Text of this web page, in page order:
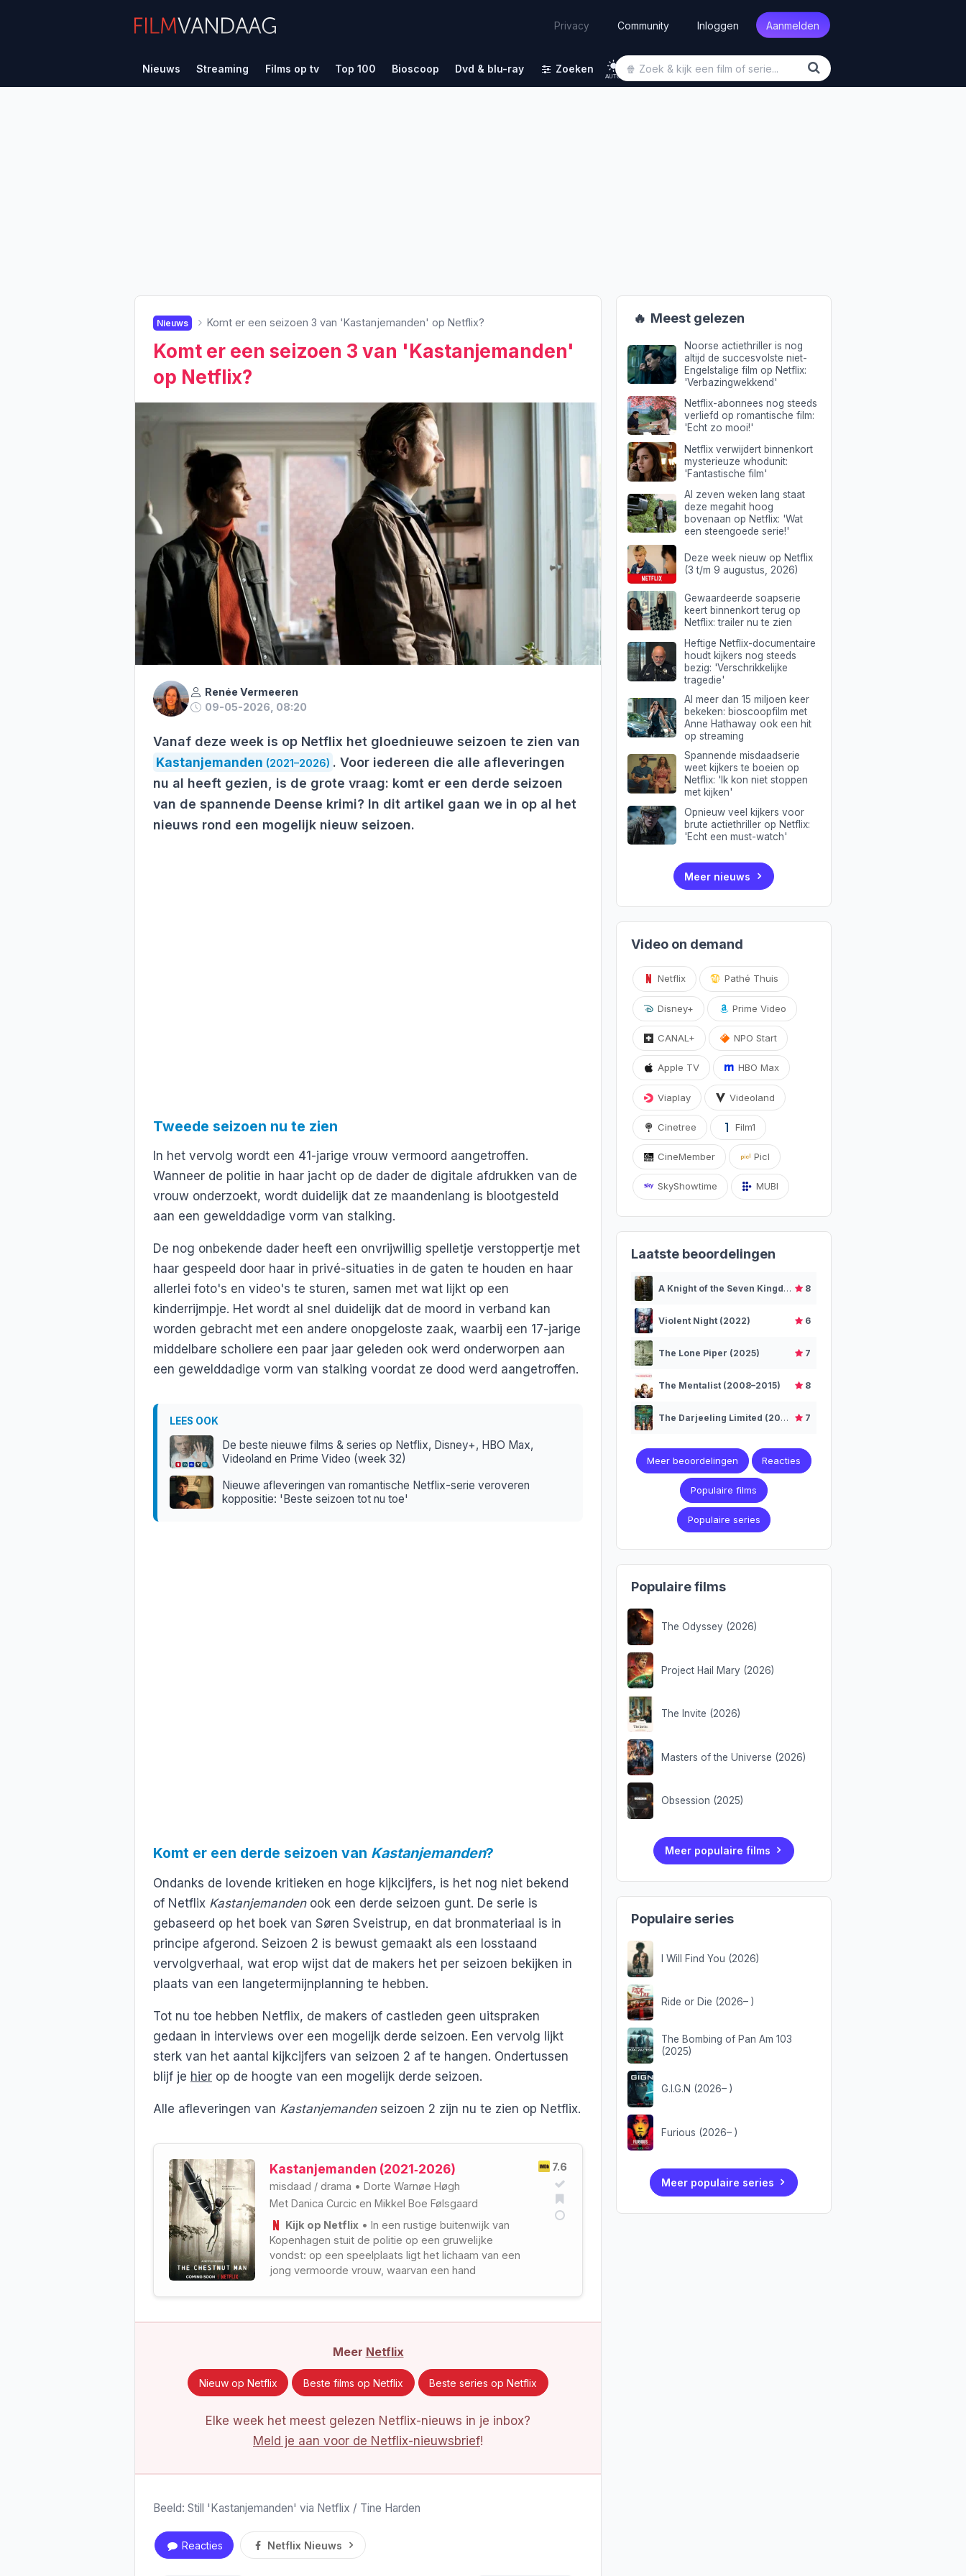
Privacy Community Inloggen Aanmelden
Nieuws Streaming Films op tv Top 100 Bioscoop Dvd & blu-ray Zoeken
AUTO
Nieuws Komt er een seizoen 3 van 'Kastanjemanden' op Netflix?
Komt er een seizoen 3 van 'Kastanjemanden'
op Netflix?
Renée Vermeeren
09-05-2026, 08:20
Vanaf deze week is op Netflix het gloednieuwe seizoen te zien van
Kastanjemanden (2021–2026) . Voor iedereen die alle afleveringen
nu al heeft gezien, is de grote vraag: komt er een derde seizoen
van de spannende Deense krimi? In dit artikel gaan we in op al het
nieuws rond een mogelijk nieuw seizoen.
Tweede seizoen nu te zien
In het vervolg wordt een 41-jarige vrouw vermoord aangetroffen.
Wanneer de politie in haar jacht op de dader de digitale afdrukken van de
vrouw onderzoekt, wordt duidelijk dat ze maandenlang is blootgesteld
aan een gewelddadige vorm van stalking.
De nog onbekende dader heeft een onvrijwillig spelletje verstoppertje met
haar gespeeld door haar in privé-situaties in de gaten te houden en haar
allerlei foto's en video's te sturen, samen met wat lijkt op een
kinderrijmpje. Het wordt al snel duidelijk dat de moord in verband kan
worden gebracht met een andere onopgeloste zaak, waarbij een 17-jarige
middelbare scholiere een paar jaar geleden ook werd onderworpen aan
een gewelddadige vorm van stalking voordat ze dood werd aangetroffen.
LEES OOK
De beste nieuwe films & series op Netflix, Disney+, HBO Max,
Videoland en Prime Video (week 32)
Nieuwe afleveringen van romantische Netflix-serie veroveren
koppositie: 'Beste seizoen tot nu toe'
Komt er een derde seizoen van Kastanjemanden?
Ondanks de lovende kritieken en hoge kijkcijfers, is het nog niet bekend
of Netflix Kastanjemandenook een derde seizoen gunt. De serie is
gebaseerd op het boek van Søren Sveistrup, en dat bronmateriaal is in
principe afgerond. Seizoen 2 is bewust gemaakt als een losstaand
vervolgverhaal, wat erop wijst dat de makers het per seizoen bekijken in
plaats van een langetermijnplanning te hebben.
Tot nu toe hebben Netflix, de makers of castleden geen uitspraken
gedaan in interviews over een mogelijk derde seizoen. Een vervolg lijkt
sterk van het aantal kijkcijfers van seizoen 2 af te hangen. Ondertussen
blijf je hier op de hoogte van een mogelijk derde seizoen.
Alle afleveringen van Kastanjemandenseizoen 2 zijn nu te zien op Netflix.
7.6
Kastanjemanden (2021‑2026)
misdaad / drama • Dorte Warnøe Høgh
Met Danica Curcic en Mikkel Boe Følsgaard
Kijk op Netflix • In een rustige buitenwijk van
Kopenhagen stuit de politie op een gruwelijke
vondst: op een speelplaats ligt het lichaam van een
jong vermoorde vrouw, waarvan een hand
Meer Netflix
Nieuw op Netflix Beste films op Netflix Beste series op Netflix
Elke week het meest gelezen Netflix-nieuws in je inbox?
Meld je aan voor de Netflix-nieuwsbrief!
Beeld: Still 'Kastanjemanden' via Netflix / Tine Harden
Reacties Netflix Nieuws
🔥 Meest gelezen
Noorse actiethriller is nog
altijd de succesvolste niet-
Engelstalige film op Netflix:
'Verbazingwekkend'
Netflix-abonnees nog steeds
verliefd op romantische film:
'Echt zo mooi!'
Netflix verwijdert binnenkort
mysterieuze whodunit:
'Fantastische film'
Al zeven weken lang staat
deze megahit hoog
bovenaan op Netflix: 'Wat
een steengoede serie!'
Deze week nieuw op Netflix
(3 t/m 9 augustus, 2026)
Gewaardeerde soapserie
keert binnenkort terug op
Netflix: trailer nu te zien
Heftige Netflix-documentaire
houdt kijkers nog steeds
bezig: 'Verschrikkelijke
tragedie'
Al meer dan 15 miljoen keer
bekeken: bioscoopfilm met
Anne Hathaway ook een hit
op streaming
Spannende misdaadserie
weet kijkers te boeien op
Netflix: 'Ik kon niet stoppen
met kijken'
Opnieuw veel kijkers voor
brute actiethriller op Netflix:
'Echt een must-watch'
Meer nieuws
Video on demand
Netflix Pathé Thuis
Disney+ Prime Video
CANAL+ NPO Start
Apple TV HBO Max
Viaplay Videoland
Cinetree Film1
CineMember Picl
SkyShowtime MUBI
Laatste beoordelingen
A Knight of the Seven Kingdoms (2026– ) 8
Violent Night (2022) 6
The Lone Piper (2025) 7
The Mentalist (2008–2015) 8
The Darjeeling Limited (2007) 7
Meer beoordelingen Reacties
Populaire films
Populaire series
Populaire films
The Odyssey (2026)
Project Hail Mary (2026)
The Invite (2026)
Masters of the Universe (2026)
Obsession (2025)
Meer populaire films
Populaire series
I Will Find You (2026)
Ride or Die (2026– )
The Bombing of Pan Am 103
(2025)
G.I.G.N (2026– )
Furious (2026– )
Meer populaire series